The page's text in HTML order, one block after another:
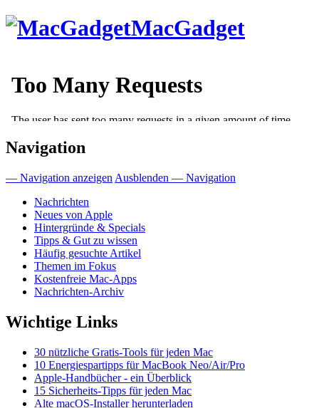
Direkt
zum
MacGadget
Navigation
— Navigation anzeigen Ausblenden — Navigation
Nachrichten
Neues von Apple
Hintergründe & Specials
Tipps & Gut zu wissen
Häufig gesuchte Artikel
Themen im Fokus
Kostenfreie Mac-Apps
Nachrichten-Archiv
Wichtige Links
30 nützliche Gratis-Tools für jeden Mac
10 Energiespartipps für MacBook Neo/Air/Pro
Apple-Handbücher - ein Überblick
15 Sicherheits-Tipps für jeden Mac
Alte macOS-Installer herunterladen